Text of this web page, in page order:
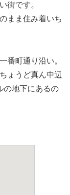
街です。
まま住み着いち
番町通り沿い。
ょうど真ん中辺
の地下にあるの